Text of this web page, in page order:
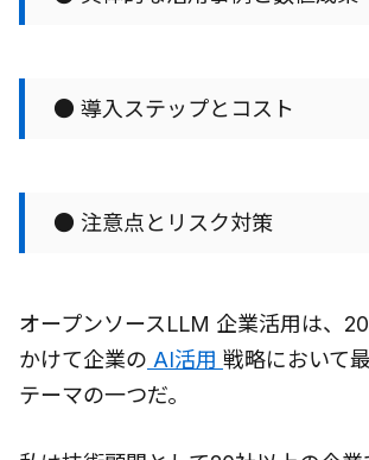
● 導入ステップとコスト
● 注意点とリスク対策
オープンソースLLM 企業活用は、
かけて企業の AI活用 戦略において
テーマの一つだ。